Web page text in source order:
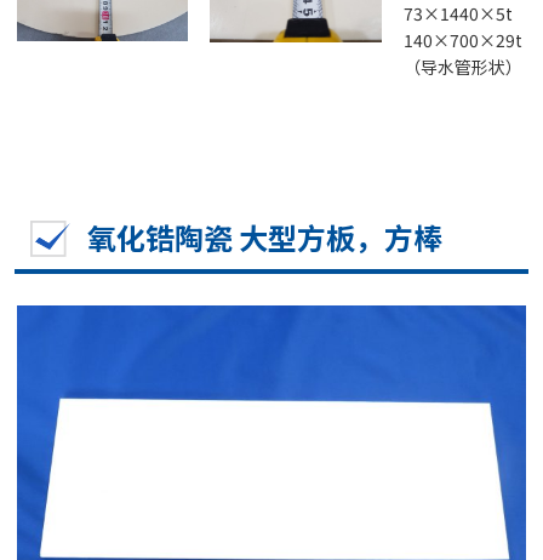
73×1440×5t
140×700×29t
（导水管形状）
氧化锆陶瓷 大型方板，方棒